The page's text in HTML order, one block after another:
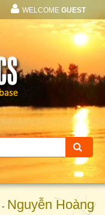
WELCOME GUEST
- Nguyễn Hoàng